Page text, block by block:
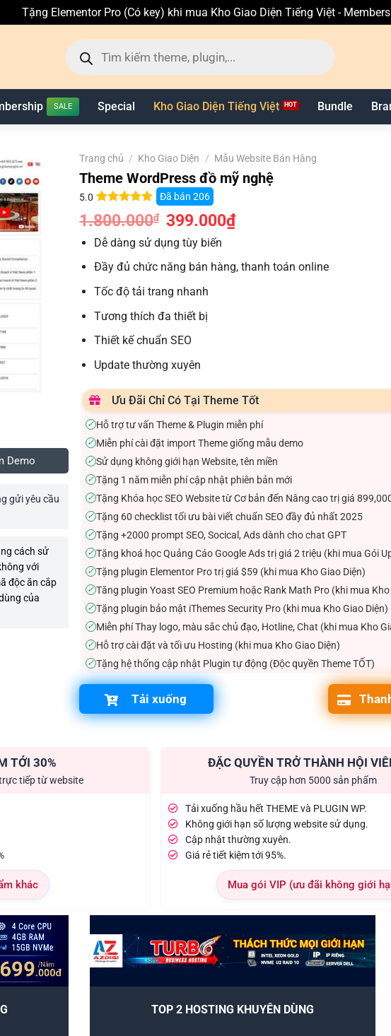
Tặng Elementor Pro (Có key) khi mua Kho Giao Diện Tiếng Việt -
Tìm
kiếm
sản
phẩm
Special Kho Giao Diện Tiếng Việt Bundle
Demo
gửi yêu cầu
cách sử
với
độc ăn cắp
của
Trang chủ / Kho Giao Diện / Mẫu Website Bán Hàng
Theme WordPress đồ mỹ nghệ
5.0
5.0 trên 5
dựa trên
11
đánh giá
Đã bán206
1.800.000₫
Giá
gốc
1.800.000₫.
399.000₫Giá
Dễ dàng sử dụng tùy biến
Đầy đủ chức năng bán hàng, thanh toán online
Tốc độ tải trang nhanh
Tương thích đa thiết bị
Thiết kế chuẩn SEO
Update thường xuyên
Ưu Đãi Chỉ Có Tại Theme Tốt
✓Hỗ trợ tư vấn Theme & Plugin miễn phí
✓Miễn phí cài đặt import Theme giống mẫu demo
✓Sử dụng không giới hạn Website, tên miền
✓Tặng 1 năm miễn phí cập nhật phiên bản mới
✓Tặng Khóa học SEO Website từ Cơ bản đến Nâng cao trị giá
✓Tặng 60 checklist tối ưu bài viết chuẩn SEO đầy đủ nhất 2025
✓Tặng +2000 prompt SEO, Socical, Ads dành cho chat GPT
✓Tặng khoá học Quảng Cáo Google Ads trị giá 2 triệu (khi mua Gói
✓Tặng plugin Elementor Pro trị giá $59 (khi mua Kho Giao Diện)
✓Tăng plugin Yoast SEO Premium hoặc Rank Math Pro (khi mua Kho
✓Tặng plugin bảo mật iThemes Security Pro (khi mua Kho Giao Diện)
✓Miễn phí Thay logo, màu sắc chủ đạo, Hotline, Chat (khi mua Kho
✓Hỗ trợ cài đặt và tối ưu Hosting (khi mua Kho Giao Diện)
✓Tặng hệ thống cập nhật Plugin tự động (Độc quyền Theme TỐT)
Tải xuống
TỚI 30%
tiếp từ website
khác
ĐẶC QUYỀN TRỞ THÀNH HỘI
Truy cập hơn 5000 sản phẩm
Tải xuống hầu hết THEME và PLUGIN WP.
Không giới hạn số lượng website sử dụng.
Cập nhật thường xuyên.
Giá rẻ tiết kiệm tới 95%.
Mua gói VIP (ưu đãi không giới
TOP 2 HOSTING KHUYÊN DÙNG